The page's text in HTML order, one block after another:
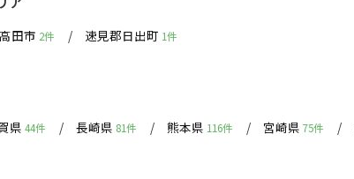
田市 2件 速見郡日出町 1件
県 44件 長崎県 81件 熊本県 116件 宮崎県 75件